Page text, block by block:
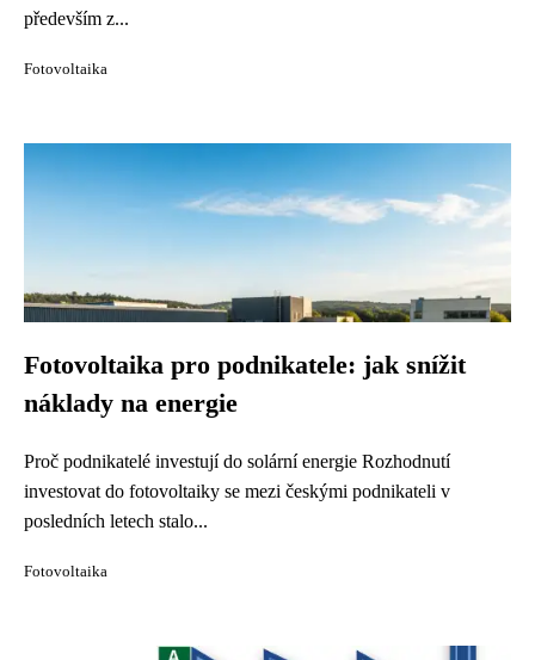
především z...
Fotovoltaika
Fotovoltaika pro podnikatele: jak snížit
náklady na energie
Proč podnikatelé investují do solární energie Rozhodnutí
investovat do fotovoltaiky se mezi českými podnikateli v
posledních letech stalo...
Fotovoltaika